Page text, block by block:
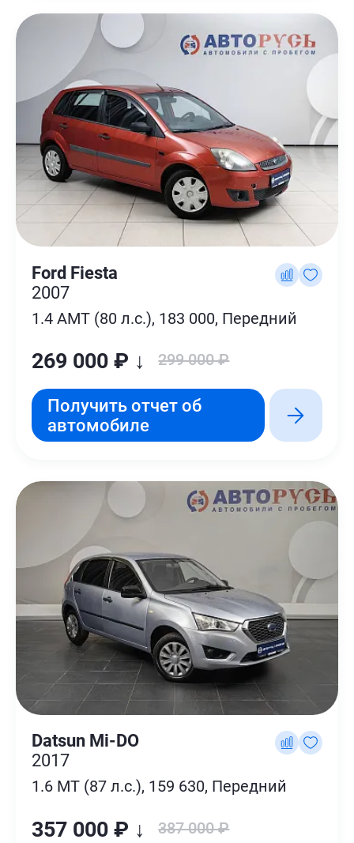
Ford Fiesta
2007
1.4 AMT (80 л.с.), 183 000, Передний
269 000 ₽ ↓ 299 000 ₽
Получить отчет об
автомобиле
Datsun Mi-DO
2017
1.6 MT (87 л.с.), 159 630, Передний
357 000 ₽ ↓ 387 000 ₽